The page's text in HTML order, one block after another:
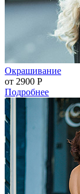
Окрашивание
от 2900 Р
Подробнее